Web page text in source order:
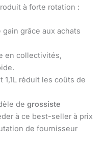
à forte rotation :
gain grâce aux achats
en collectivités,
1,1L réduit les coûts de
de grossiste
à ce best-seller à prix
de fournisseur